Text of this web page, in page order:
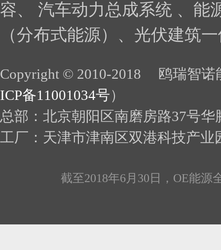
容、 汽车动力总成系统 、能
（分布式能源）、光伏建筑
Copyright © 2010-2018 鸥瑞智
ICP备11001034号）
总部：北京朝阳区南磨房路37号华
工厂：天津市津南区
截至2018年6月30日，OE能源